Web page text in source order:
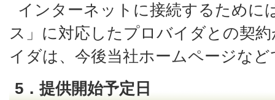
インターネットに接続するために
ス」に対応したプロバイダとの契
イダは、今後当社ホームページな
5．提供開始予定日